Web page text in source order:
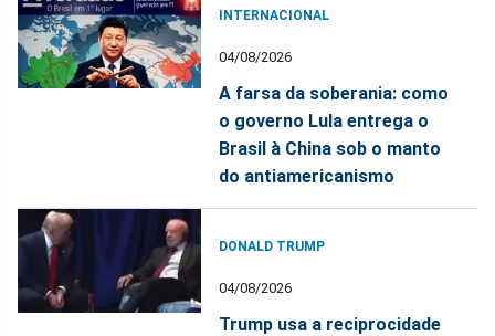
INTERNACIONAL
04/08/2026
A farsa da soberania: como
o governo Lula entrega o
Brasil à China sob o manto
do antiamericanismo
DONALD TRUMP
04/08/2026
Trump usa a reciprocidade